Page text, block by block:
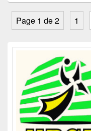
Page 1 de 2 1
Zone
barre
latérale